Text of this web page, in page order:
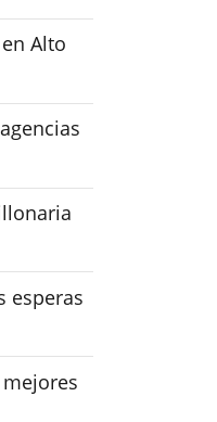
Alto
esperas